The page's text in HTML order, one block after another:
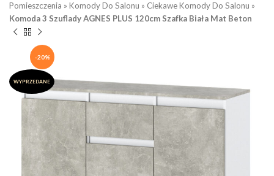
Pomieszczenia » Komody Do Salonu » Ciekawe Komody Do Salonu »
Komoda 3 Szuflady AGNES PLUS 120cm Szafka Biała Mat Beton
-20%
WYPRZEDANE